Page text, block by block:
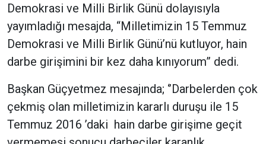
Demokrasi ve Milli Birlik Günü dolayısıyla
yayımladığı mesajda, “Milletimizin 15 Temmuz
Demokrasi ve Milli Birlik Günü’nü kutluyor, hain
darbe girişimini bir kez daha kınıyorum” dedi.
Başkan Güçyetmez mesajında; ‘’Darbelerden çok
çekmiş olan milletimizin kararlı duruşu ile 15
Temmuz 2016 ’daki hain darbe girişime geçit